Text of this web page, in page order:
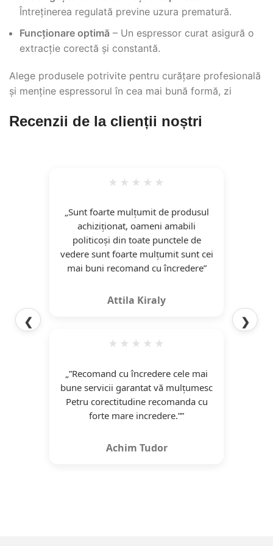
Întreținerea regulată previne uzura prematură.
Funcționare optimă – Un espressor curat asigură o
extracție corectă și constantă.
Alege produsele potrivite pentru curățare profesională
și menține espressorul în cea mai bună formă, zi
Recenzii de la clienții noștri
„Sunt foarte mulțumit de produsul
achiziționat, oameni amabili
politicoși din toate punctele de
vedere sunt foarte mulțumit sunt cei
mai buni recomand cu încredere”
Attila Kiraly
„”Recomand cu încredere cele mai
bune servicii garantat vă mulțumesc
Petru corectitudine recomanda cu
forte mare incredere.””
Achim Tudor
❮ ❯